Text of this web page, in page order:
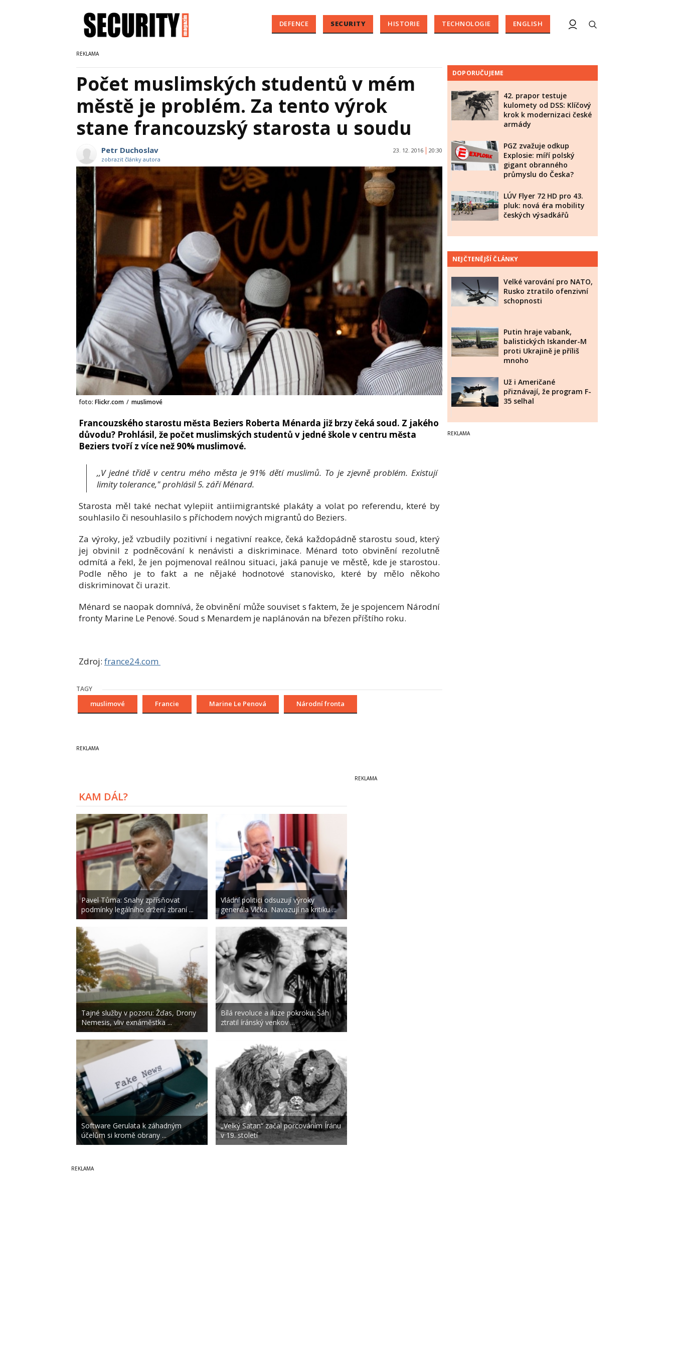
DEFENCE SECURITY HISTORIE TECHNOLOGIE ENGLISH
Počet muslimských studentů v mém
městě je problém. Za tento výrok
stane francouzský starosta u soudu
Petr Duchoslav
zobrazit články autora
23. 12. 2016 20:30
foto: Flickr.com / muslimové
Francouzského starostu města Beziers Roberta Ménarda již brzy čeká soud. Z jakého
důvodu? Prohlásil, že počet muslimských studentů v jedné škole v centru města
Beziers tvoří z více než 90% muslimové.
,,V jedné třídě v centru mého města je 91% dětí muslimů. To je zjevně problém. Existují
limity tolerance," prohlásil 5. září Ménard.
Starosta měl také nechat vylepiit antiimigrantské plakáty a volat po referendu, které by
souhlasilo či nesouhlasilo s příchodem nových migrantů do Beziers.
Za výroky, jež vzbudily pozitivní i negativní reakce, čeká každopádně starostu soud, který
jej obvinil z podněcování k nenávisti a diskriminace. Ménard toto obvinění rezolutně
odmítá a řekl, že jen pojmenoval reálnou situaci, jaká panuje ve městě, kde je starostou.
Podle něho je to fakt a ne nějaké hodnotové stanovisko, které by mělo někoho
diskriminovat či urazit.
Ménard se naopak domnívá, že obvinění může souviset s faktem, že je spojencem Národní
fronty Marine Le Penové. Soud s Menardem je naplánován na březen příštího roku.
Zdroj: france24.com
TAGY
muslimové Francie Marine Le Penová Národní fronta
DOPORUČUJEME
42. prapor testuje
kulomety od DSS: Klíčový
krok k modernizaci české
armády
PGZ zvažuje odkup
Explosie: míří polský
gigant obranného
průmyslu do Česka?
LÚV Flyer 72 HD pro 43.
pluk: nová éra mobility
českých výsadkářů
NEJČTENĚJŠÍ ČLÁNKY
Velké varování pro NATO,
Rusko ztratilo ofenzivní
schopnosti
Putin hraje vabank,
balistických Iskander-M
proti Ukrajině je příliš
mnoho
Už i Američané
přiznávají, že program F-
35 selhal
KAM DÁL?
Pavel Tůma: Snahy zpřísňovat
podmínky legálního držení zbraní ...
Tajné služby v pozoru: Žďas, Drony
Nemesis, vliv exnáměstka ...
Software Gerulata k záhadným
účelům si kromě obrany ...
Vládní politici odsuzují výroky
generála Vlčka. Navazují na kritiku ...
Bílá revoluce a iluze pokroku: Šáh
ztratil íránský venkov ...
„Velký Satan“ začal porcováním Íránu
v 19. století